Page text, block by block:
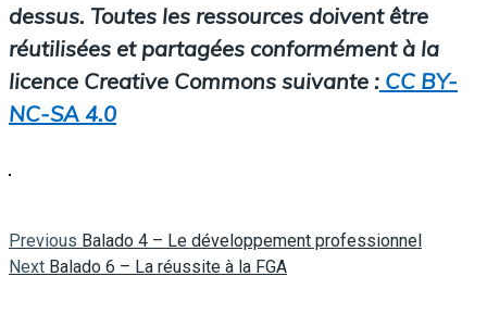
dessus. Toutes les ressources doivent être
réutilisées et partagées conformément à la
licence Creative Commons suivante : CC BY-
NC-SA 4.0
Navigation
Previous Previous
post:
Balado 4 – Le développement professionnel
Next Next
Balado 6 – La réussite à la FGA